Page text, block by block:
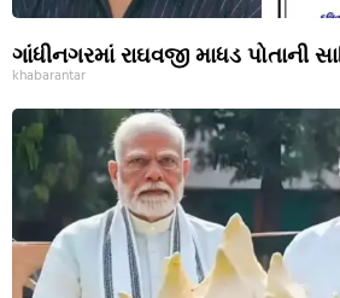
ગાંધીનગરમાં રાઘવજી માધડ પોતાની
khabarantar